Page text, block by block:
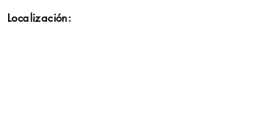
Localización: